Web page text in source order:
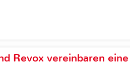
Revox vereinbaren eine